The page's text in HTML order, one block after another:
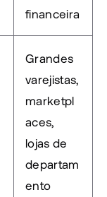
financeira
Grandes
varejistas,
marketpl
aces,
lojas de
departam
ento